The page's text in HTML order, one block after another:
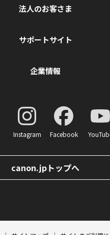
法人のお客さま
サポートサイト
企業情報
Instagram Facebook
canon.jpトップへ